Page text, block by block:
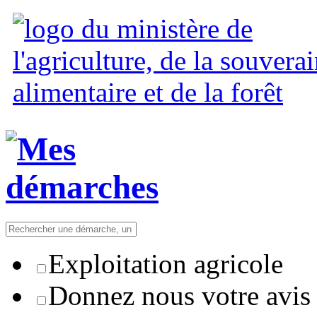
Exploitation agricole
Donnez nous votre avis